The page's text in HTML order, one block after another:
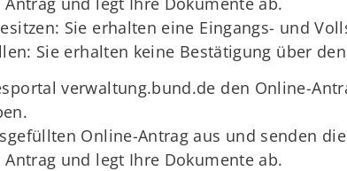
Sie erhalten eine Eingangs- und
Sie erhalten keine Bestätigung über
verwaltung.bund.de den Online-
Online-Antrag aus und senden
und legt Ihre Dokumente ab.